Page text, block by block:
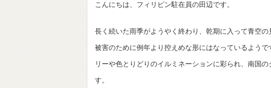
こんにちは、フィリピン駐在員の田辺です。
長く続いた雨季がようやく終わり、乾期に入って青空
被害のために例年より控えめな形にはなっているよう
リーや色とりどりのイルミネーションに彩られ、南国
す。